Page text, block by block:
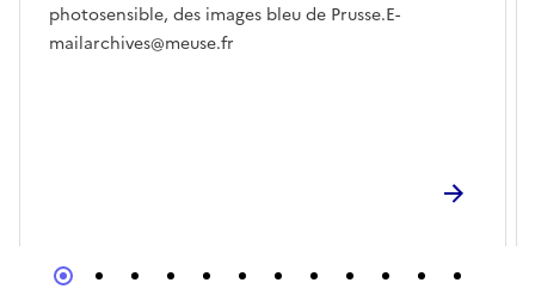
photosensible, des images bleu de Prusse.E-
mailarchives@meuse.fr